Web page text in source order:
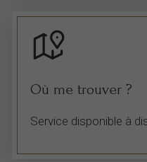
Où me trouver ?
Service disponible à